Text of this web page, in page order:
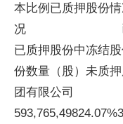
本比例已质押股份
况 已质押股
已质押股份中冻结
份数量（股）未质
团有限公司